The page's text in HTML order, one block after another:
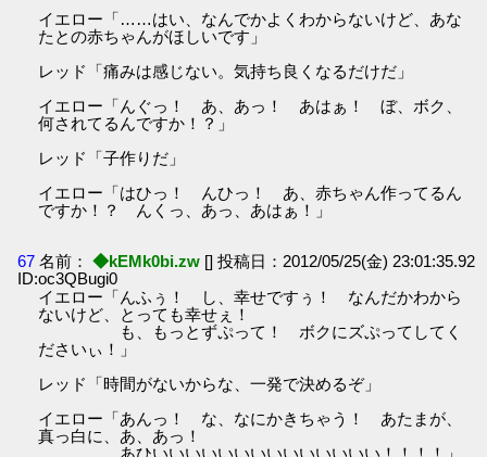
イエロー「……はい、なんでかよくわからないけど、あな
たとの赤ちゃんがほしいです」
レッド「痛みは感じない。気持ち良くなるだけだ」
イエロー「んぐっ！ あ、あっ！ あはぁ！ ぼ、ボク、
何されてるんですか！？」
レッド「子作りだ」
イエロー「はひっ！ んひっ！ あ、赤ちゃん作ってるん
ですか！？ んくっ、あっ、あはぁ！」
67 名前： ◆kEMk0bi.zw [] 投稿日：2012/05/25(金) 23:01:35.92
ID:oc3QBugi0
イエロー「んふぅ！ し、幸せですぅ！ なんだかわから
ないけど、とっても幸せぇ！
も、もっとずぷって！ ボクにズぷってしてく
ださいぃ！」
レッド「時間がないからな、一発で決めるぞ」
イエロー「あんっ！ な、なにかきちゃう！ あたまが、
真っ白に、あ、あっ！